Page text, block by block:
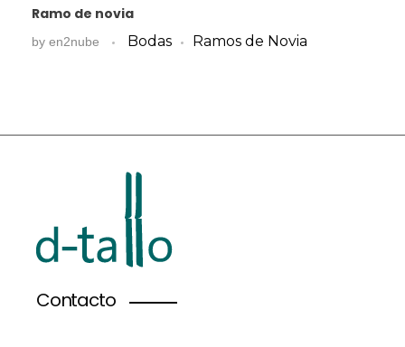
Ramo de novia
by en2nube Bodas Ramos de Novia
Contacto